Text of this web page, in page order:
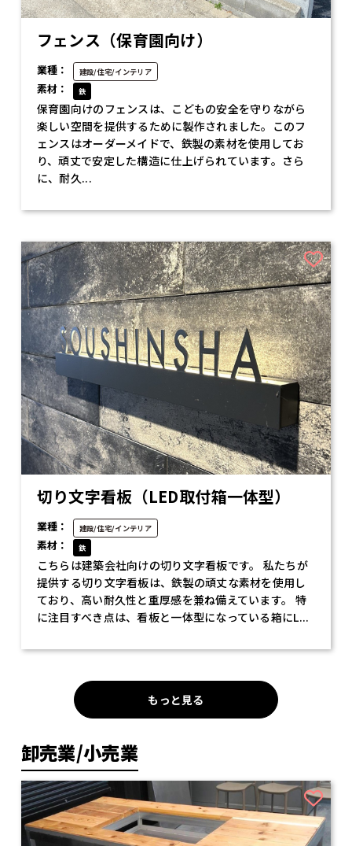
フェンス（保育園向け）
業種： 建設/住宅/インテリア
素材： 鉄
保育園向けのフェンスは、こどもの安全を守りながら
楽しい空間を提供するために製作されました。このフ
ェンスはオーダーメイドで、鉄製の素材を使用してお
り、頑丈で安定した構造に仕上げられています。さら
に、耐久...
切り文字看板（LED取付箱一体型）
業種： 建設/住宅/インテリア
素材： 鉄
こちらは建築会社向けの切り文字看板です。 私たちが
提供する切り文字看板は、鉄製の頑丈な素材を使用し
ており、高い耐久性と重厚感を兼ね備えています。 特
に注目すべき点は、看板と一体型になっている箱にL...
もっと見る
卸売業/小売業